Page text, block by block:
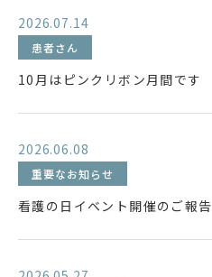
2026.07.14
患者さん
10月はピンクリボン月間です
2026.06.08
重要なお知らせ
看護の日イベント開催のご報告